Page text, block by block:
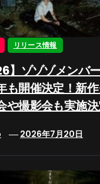
リリース情報
】ゾゾゾメンバ
も開催決定！新
や撮影会も実施決
2026年7月20日